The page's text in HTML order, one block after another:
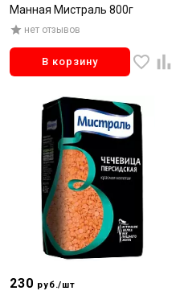
Манная Мистраль 800г
нет отзывов
В корзину
230 руб./шт